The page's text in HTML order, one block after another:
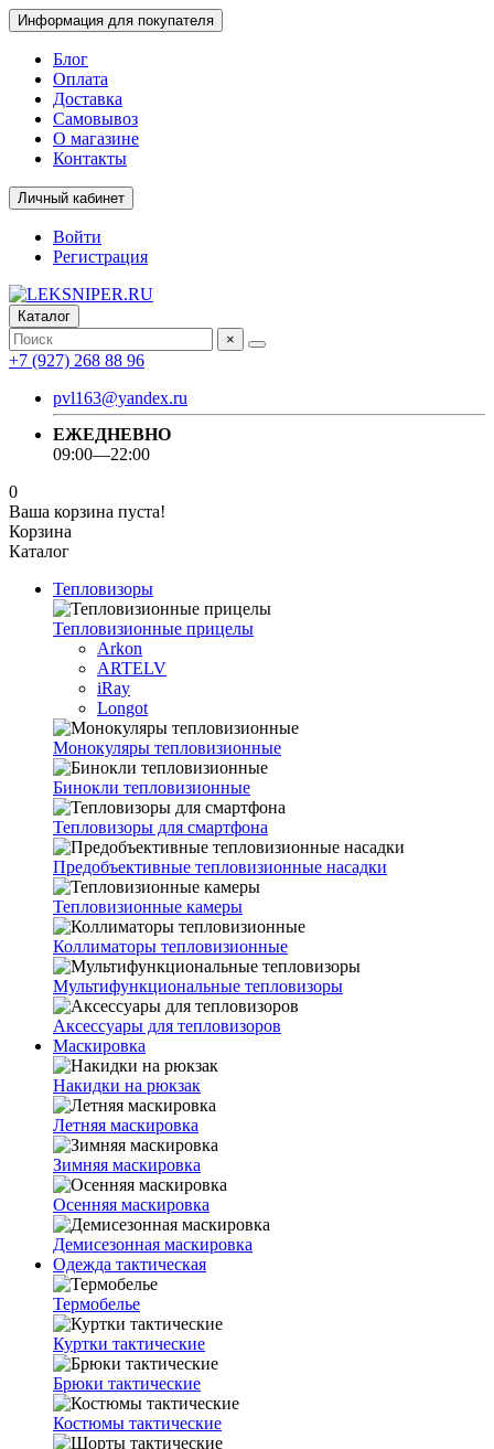
Информация для покупателя
Блог
Оплата
Доставка
Самовывоз
О магазине
Контакты
Личный кабинет
Войти
Регистрация
Каталог
×
+7 (927) 268 88 96
pvl163@yandex.ru
ЕЖЕДНЕВНО
09:00—22:00
0
Ваша корзина пуста!
Корзина
Каталог
Тепловизоры
Тепловизионные прицелы
Arkon
ARTELV
iRay
Longot
Монокуляры тепловизионные
Бинокли тепловизионные
Тепловизоры для смартфона
Предобъективные тепловизионные насадки
Тепловизионные камеры
Коллиматоры тепловизионные
Мультифункциональные тепловизоры
Аксессуары для тепловизоров
Маскировка
Накидки на рюкзак
Летняя маскировка
Зимняя маскировка
Осенняя маскировка
Демисезонная маскировка
Одежда тактическая
Термобелье
Куртки тактические
Брюки тактические
Костюмы тактические